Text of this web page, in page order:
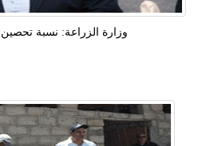
وزارة الزراعة: نسبة